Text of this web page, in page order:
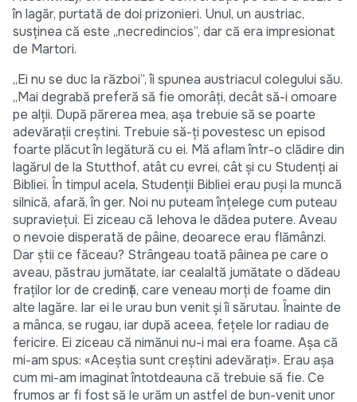
în lagăr, purtată de doi prizonieri. Unul, un austriac,
susținea că este „necredincios”, dar că era impresionat
de Martori.
„Ei nu se duc la război”, îi spunea austriacul colegului său.
„Mai degrabă preferă să fie omorâți, decât să-i omoare
pe alții. După părerea mea, așa trebuie să se poarte
adevărații creștini. Trebuie să-ți povestesc un episod
foarte plăcut în legătură cu ei. Mă aflam într-o clădire din
lagărul de la Stutthof, atât cu evrei, cât și cu Studenți ai
Bibliei. În timpul acela, Studenții Bibliei erau puși la muncă
silnică, afară, în ger. Noi nu puteam înțelege cum puteau
supraviețui. Ei ziceau că Iehova le dădea putere. Aveau
o nevoie disperată de pâine, deoarece erau flămânzi.
Dar știi ce făceau? Strângeau toată pâinea pe care o
aveau, păstrau jumătate, iar cealaltă jumătate o dădeau
fraților lor de credință, care veneau morți de foame din
alte lagăre. Iar ei le urau bun venit și îi sărutau. Înainte de
a mânca, se rugau, iar după aceea, fețele lor radiau de
fericire. Ei ziceau că nimănui nu-i mai era foame. Așa că
mi-am spus: «Aceștia sunt creștini adevărați». Erau așa
cum mi-am imaginat întotdeauna că trebuie să fie. Ce
frumos ar fi fost să le urăm un astfel de bun-venit unor